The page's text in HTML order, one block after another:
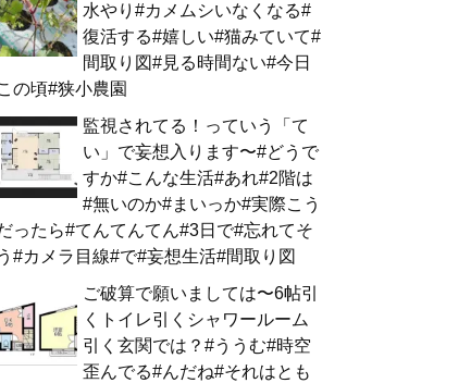
水やり#カメムシいなくなる#
復活する#嬉しい#猫みていて#
間取り図#見る時間ない#今日
の頃#狭小農園
監視されてる！っていう「て
い」で妄想入ります〜#どうで
すか#こんな生活#あれ#2階は
#無いのか#まいっか#実際こう
ったら#てんてんてん#3日で#忘れてそ
う#カメラ目線#で#妄想生活#間取り図
ご破算で願いましては〜6帖引
くトイレ引くシャワールーム
引く玄関では？#ううむ#時空
歪んでる#んだね#それはとも